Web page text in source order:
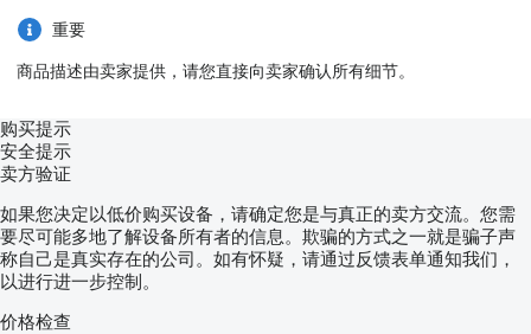
重要
商品描述由卖家提供，请您直接向卖家确认所有细节。
购买提示
安全提示
卖方验证
如果您决定以低价购买设备，请确定您是与真正的卖方交流。您需
要尽可能多地了解设备所有者的信息。欺骗的方式之一就是骗子声
称自己是真实存在的公司。如有怀疑，请通过反馈表单通知我们，
以进行进一步控制。
价格检查